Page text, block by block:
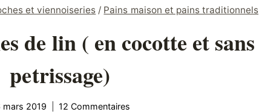
et viennoiseries / Pains maison et pains traditionnels
de lin ( en cocotte et sans
petrissage)
mars 2019 12 Commentaires